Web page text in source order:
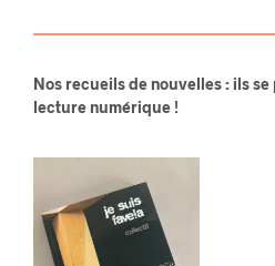
Nos recueils de nouvelles : ils
lecture numérique !